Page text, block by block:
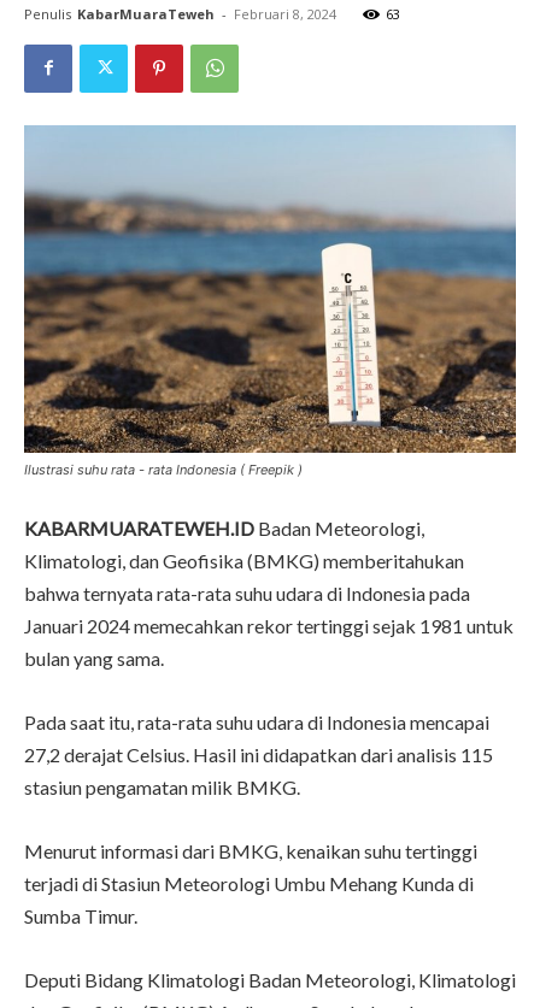
Penulis KabarMuaraTeweh - Februari 8, 2024 63
Ilustrasi suhu rata - rata Indonesia ( Freepik )
KABARMUARATEWEH.ID Badan Meteorologi,
Klimatologi, dan Geofisika (BMKG) memberitahukan
bahwa ternyata rata-rata suhu udara di Indonesia pada
Januari 2024 memecahkan rekor tertinggi sejak 1981 untuk
bulan yang sama.
Pada saat itu, rata-rata suhu udara di Indonesia mencapai
27,2 derajat Celsius. Hasil ini didapatkan dari analisis 115
stasiun pengamatan milik BMKG.
Menurut informasi dari BMKG, kenaikan suhu tertinggi
terjadi di Stasiun Meteorologi Umbu Mehang Kunda di
Sumba Timur.
Deputi Bidang Klimatologi Badan Meteorologi, Klimatologi